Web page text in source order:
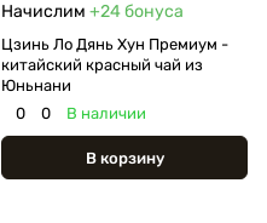
Начислим +24бонуса
Цзинь Ло Дянь Хун Премиум -
китайский красный чай из
Юньнани
0
0 В наличии
В корзину